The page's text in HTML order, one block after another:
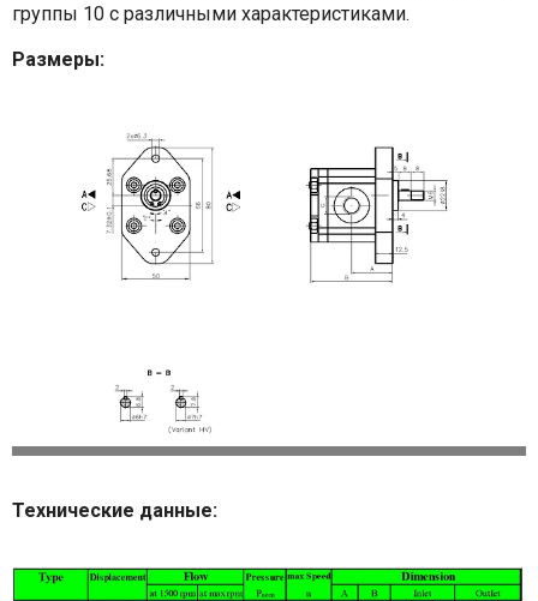
группы 10 с различными характеристиками.
Размеры:
Технические данные: